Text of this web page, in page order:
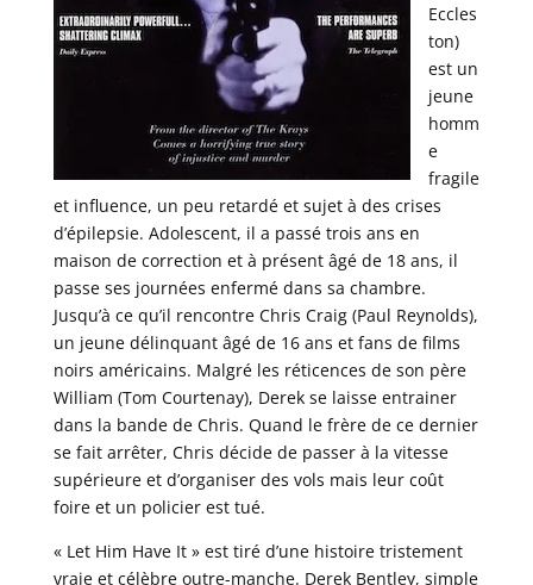
Eccles
ton)
est un
jeune
homm
e
fragile
et influence, un peu retardé et sujet à des crises
d’épilepsie. Adolescent, il a passé trois ans en
maison de correction et à présent âgé de 18 ans, il
passe ses journées enfermé dans sa chambre.
Jusqu’à ce qu’il rencontre Chris Craig (Paul Reynolds),
un jeune délinquant âgé de 16 ans et fans de films
noirs américains. Malgré les réticences de son père
William (Tom Courtenay), Derek se laisse entrainer
dans la bande de Chris. Quand le frère de ce dernier
se fait arrêter, Chris décide de passer à la vitesse
supérieure et d’organiser des vols mais leur coût
foire et un policier est tué.
« Let Him Have It » est tiré d’une histoire tristement
vraie et célèbre outre-manche. Derek Bentley, simple